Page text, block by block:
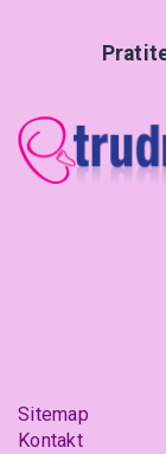
Sitemap
Kontakt